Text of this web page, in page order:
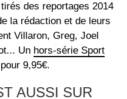
des reportages 2014
la rédaction et de leurs
Villaron, Greg, Joel
Un hors-série Sport
9,95€.
AUSSI SUR